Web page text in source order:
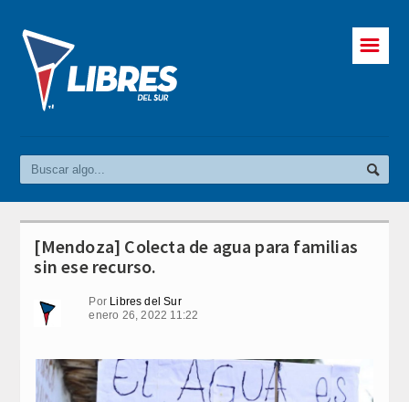
☰
[Mendoza] Colecta de agua para familias
sin ese recurso.
Por Libres del Sur
enero 26, 2022 11:22